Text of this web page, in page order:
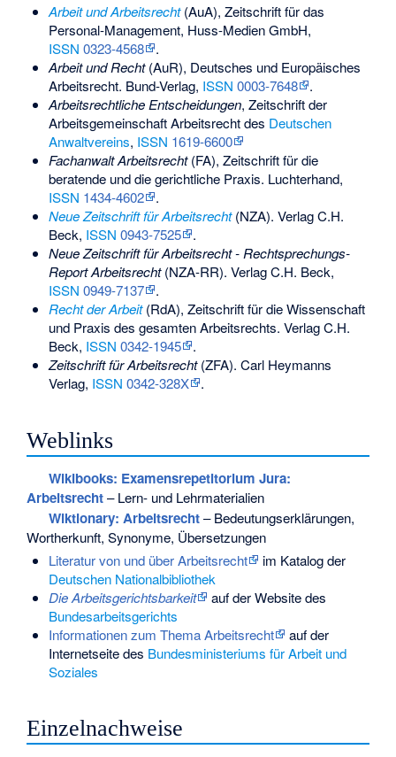
Arbeit und Arbeitsrecht(AuA), Zeitschrift für das
Personal-Management, Huss-Medien GmbH,
ISSN 0323-4568
.
Arbeit und Recht(AuR), Deutsches und Europäisches
Arbeitsrecht. Bund-Verlag, ISSN 0003-7648
.
Arbeitsrechtliche Entscheidungen, Zeitschrift der
Arbeitsgemeinschaft Arbeitsrecht des Deutschen
Anwaltvereins, ISSN 1619-6600
Fachanwalt Arbeitsrecht(FA), Zeitschrift für die
beratende und die gerichtliche Praxis. Luchterhand,
ISSN 1434-4602
.
Neue Zeitschrift für Arbeitsrecht(NZA). Verlag C.H.
Beck, ISSN 0943-7525
.
Neue Zeitschrift für Arbeitsrecht - Rechtsprechungs-
Report Arbeitsrecht(NZA-RR). Verlag C.H. Beck,
ISSN 0949-7137
.
Recht der Arbeit(RdA), Zeitschrift für die Wissenschaft
und Praxis des gesamten Arbeitsrechts. Verlag C.H.
Beck, ISSN 0342-1945
.
Zeitschrift für Arbeitsrecht(ZFA). Carl Heymanns
Verlag, ISSN 0342-328X .
Weblinks
Wikibooks: Examensrepetitorium Jura:
Arbeitsrecht– Lern- und Lehrmaterialien
Wiktionary: Arbeitsrecht– Bedeutungserklärungen,
Wortherkunft, Synonyme, Übersetzungen
Literatur von und über Arbeitsrecht
im Katalog der
Deutschen Nationalbibliothek
Die Arbeitsgerichtsbarkeit
auf der Website des
Bundesarbeitsgerichts
Informationen zum Thema Arbeitsrecht
auf der
Internetseite des Bundesministeriums für Arbeit und
Soziales
Einzelnachweise